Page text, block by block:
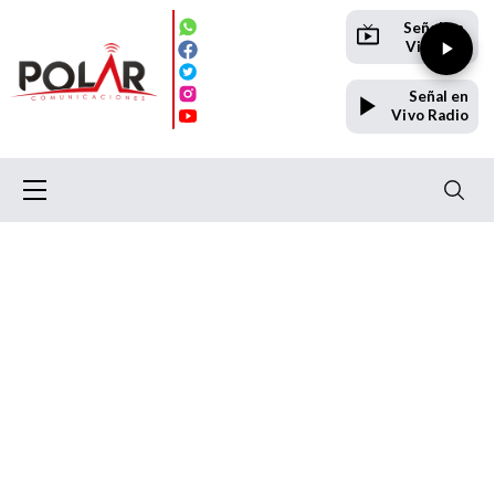
Señal en
Vivo TV
Señal en
Vivo Radio